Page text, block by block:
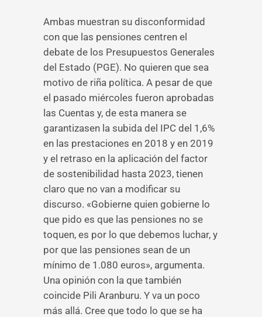
Ambas muestran su disconformidad
con que las pensiones centren el
debate de los Presupuestos Generales
del Estado (PGE). No quieren que sea
motivo de riña política. A pesar de que
el pasado miércoles fueron aprobadas
las Cuentas y, de esta manera se
garantizasen la subida del IPC del 1,6%
en las prestaciones en 2018 y en 2019
y el retraso en la aplicación del factor
de sostenibilidad hasta 2023, tienen
claro que no van a modificar su
discurso. «Gobierne quien gobierne lo
que pido es que las pensiones no se
toquen, es por lo que debemos luchar, y
por que las pensiones sean de un
mínimo de 1.080 euros», argumenta.
Una opinión con la que también
coincide Pili Aranburu. Y va un poco
más allá. Cree que todo lo que se ha